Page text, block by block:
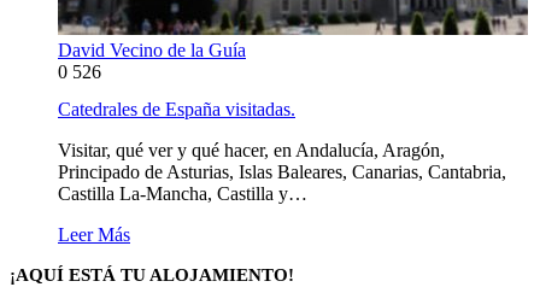
David Vecino de la Guía
0 526
Catedrales de España visitadas.
Visitar, qué ver y qué hacer, en Andalucía, Aragón,
Principado de Asturias, Islas Baleares, Canarias, Cantabria,
Castilla La-Mancha, Castilla y…
Leer Más
¡AQUÍ ESTÁ TU ALOJAMIENTO!